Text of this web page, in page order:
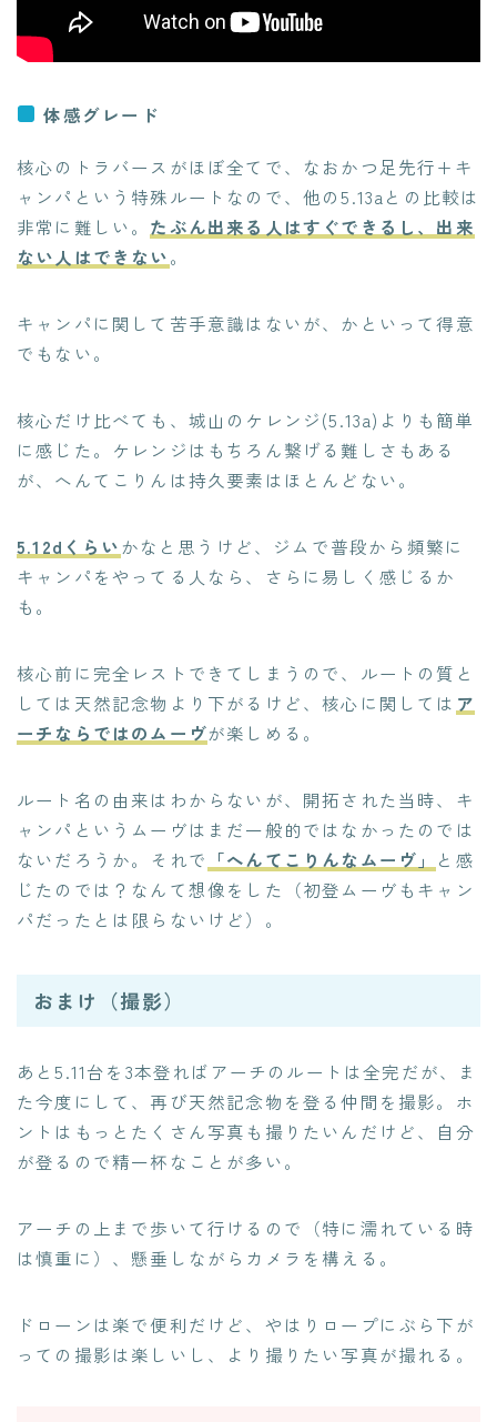
体感グレード
核心のトラバースがほぼ全てで、なおかつ足先行+キ
ャンパという特殊ルートなので、他の5.13aとの比較は
非常に難しい。 たぶん出来る人はすぐできるし、出来
ない人はできない。
キャンパに関して苦手意識はないが、かといって得意
でもない。
核心だけ比べても、城山のケレンジ(5.13a)よりも簡単
に感じた。ケレンジはもちろん繋げる難しさもある
が、へんてこりんは持久要素はほとんどない。
5.12dくらい かなと思うけど、ジムで普段から頻繁に
キャンパをやってる人なら、さらに易しく感じるか
も。
核心前に完全レストできてしまうので、ルートの質と
しては天然記念物より下がるけど、核心に関しては ア
ーチならではのムーヴが楽しめる。
ルート名の由来はわからないが、開拓された当時、キ
ャンパというムーヴはまだ一般的ではなかったのでは
ないだろうか。それで 「へんてこりんなムーヴ」
と感
じたのでは？なんて想像をした（初登ムーヴもキャン
パだったとは限らないけど）。
おまけ（撮影）
あと5.11台を3本登ればアーチのルートは全完だが、ま
た今度にして、再び天然記念物を登る仲間を撮影。ホ
ントはもっとたくさん写真も撮りたいんだけど、自分
が登るので精一杯なことが多い。
アーチの上まで歩いて行けるので（特に濡れている時
は慎重に）、懸垂しながらカメラを構える。
ドローンは楽で便利だけど、やはりロープにぶら下が
っての撮影は楽しいし、より撮りたい写真が撮れる。